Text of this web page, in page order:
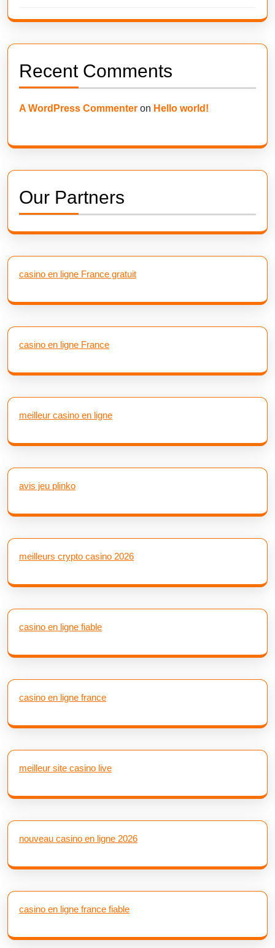
Recent Comments
A WordPress Commenter on Hello world!
Our Partners
casino en ligne France gratuit
casino en ligne France
meilleur casino en ligne
avis jeu plinko
meilleurs crypto casino 2026
casino en ligne fiable
casino en ligne france
meilleur site casino live
nouveau casino en ligne 2026
casino en ligne france fiable